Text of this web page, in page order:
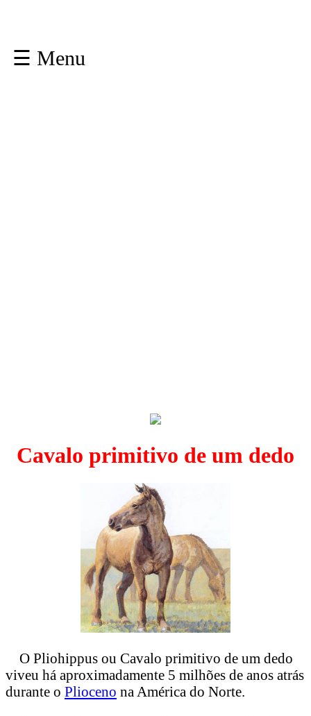
☰ Menu
Cavalo primitivo de um dedo
O Pliohippus ou Cavalo primitivo de um dedo
viveu há aproximadamente 5 milhões de anos atrás
durante o Plioceno na América do Norte.